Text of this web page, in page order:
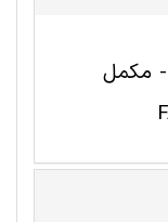
- مکمل